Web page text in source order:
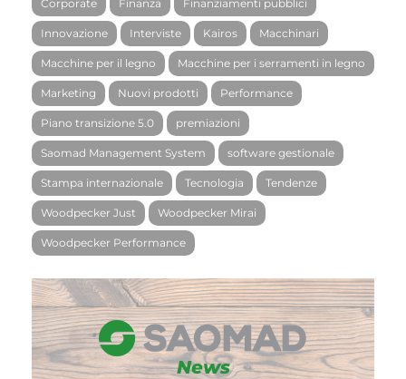
Corporate Finanza Finanziamenti pubblici
Innovazione Interviste Kairos Macchinari
Macchine per il legno Macchine per i serramenti in legno
Marketing Nuovi prodotti Performance
Piano transizione 5.0 premiazioni
Saomad Management System software gestionale
Stampa internazionale Tecnologia Tendenze
Woodpecker Just Woodpecker Mirai
Woodpecker Performance
News